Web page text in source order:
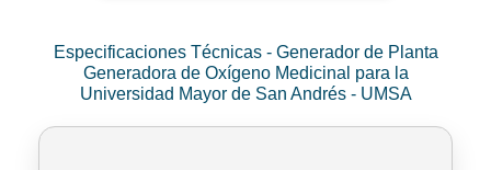
Especificaciones Técnicas - Generador de Planta
Generadora de Oxígeno Medicinal para la
Universidad Mayor de San Andrés - UMSA